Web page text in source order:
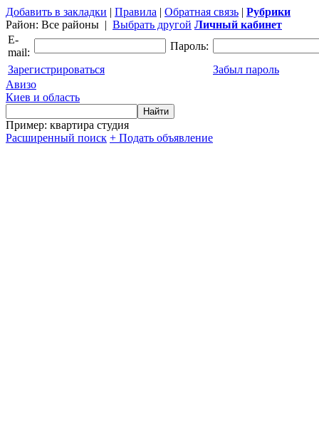
Добавить в закладки | Правила | Обратная связь | Рубрики
Район: Все районы | Выбрать другой Личный кабинет
E-
mail:
Пароль:
Зарегистрироваться
Забыл пароль
Авизо
Киев и область
Пример: квартира студия
Расширенный поиск + Подать объявление